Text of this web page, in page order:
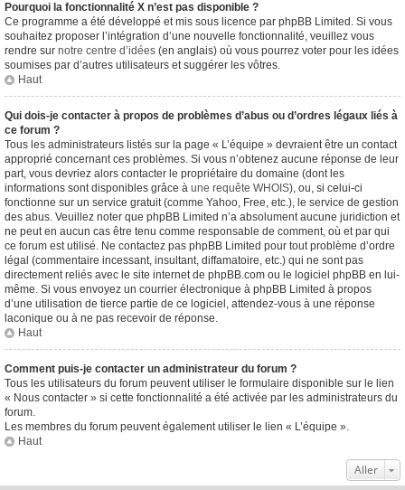
Pourquoi la fonctionnalité X n’est pas disponible ?
Ce programme a été développé et mis sous licence par phpBB Limited. Si vous
souhaitez proposer l’intégration d’une nouvelle fonctionnalité, veuillez vous
rendre sur notre centre d’idées (en anglais) où vous pourrez voter pour les idées
soumises par d’autres utilisateurs et suggérer les vôtres.
Haut
Qui dois-je contacter à propos de problèmes d’abus ou d’ordres légaux liés à
ce forum ?
Tous les administrateurs listés sur la page « L’équipe » devraient être un contact
approprié concernant ces problèmes. Si vous n’obtenez aucune réponse de leur
part, vous devriez alors contacter le propriétaire du domaine (dont les
informations sont disponibles grâce à une requête WHOIS), ou, si celui-ci
fonctionne sur un service gratuit (comme Yahoo, Free, etc.), le service de gestion
des abus. Veuillez noter que phpBB Limited n’a absolument aucune juridiction et
ne peut en aucun cas être tenu comme responsable de comment, où et par qui
ce forum est utilisé. Ne contactez pas phpBB Limited pour tout problème d’ordre
légal (commentaire incessant, insultant, diffamatoire, etc.) qui ne sont pas
directement reliés avec le site internet de phpBB.com ou le logiciel phpBB en lui-
même. Si vous envoyez un courrier électronique à phpBB Limited à propos
d’une utilisation de tierce partie de ce logiciel, attendez-vous à une réponse
laconique ou à ne pas recevoir de réponse.
Haut
Comment puis-je contacter un administrateur du forum ?
Tous les utilisateurs du forum peuvent utiliser le formulaire disponible sur le lien
« Nous contacter » si cette fonctionnalité a été activée par les administrateurs du
forum.
Les membres du forum peuvent également utiliser le lien « L’équipe ».
Haut
Aller